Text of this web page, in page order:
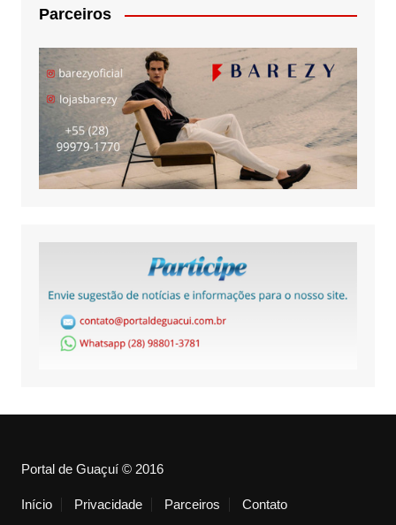
Parceiros
Portal de Guaçuí © 2016
Início Privacidade Parceiros Contato